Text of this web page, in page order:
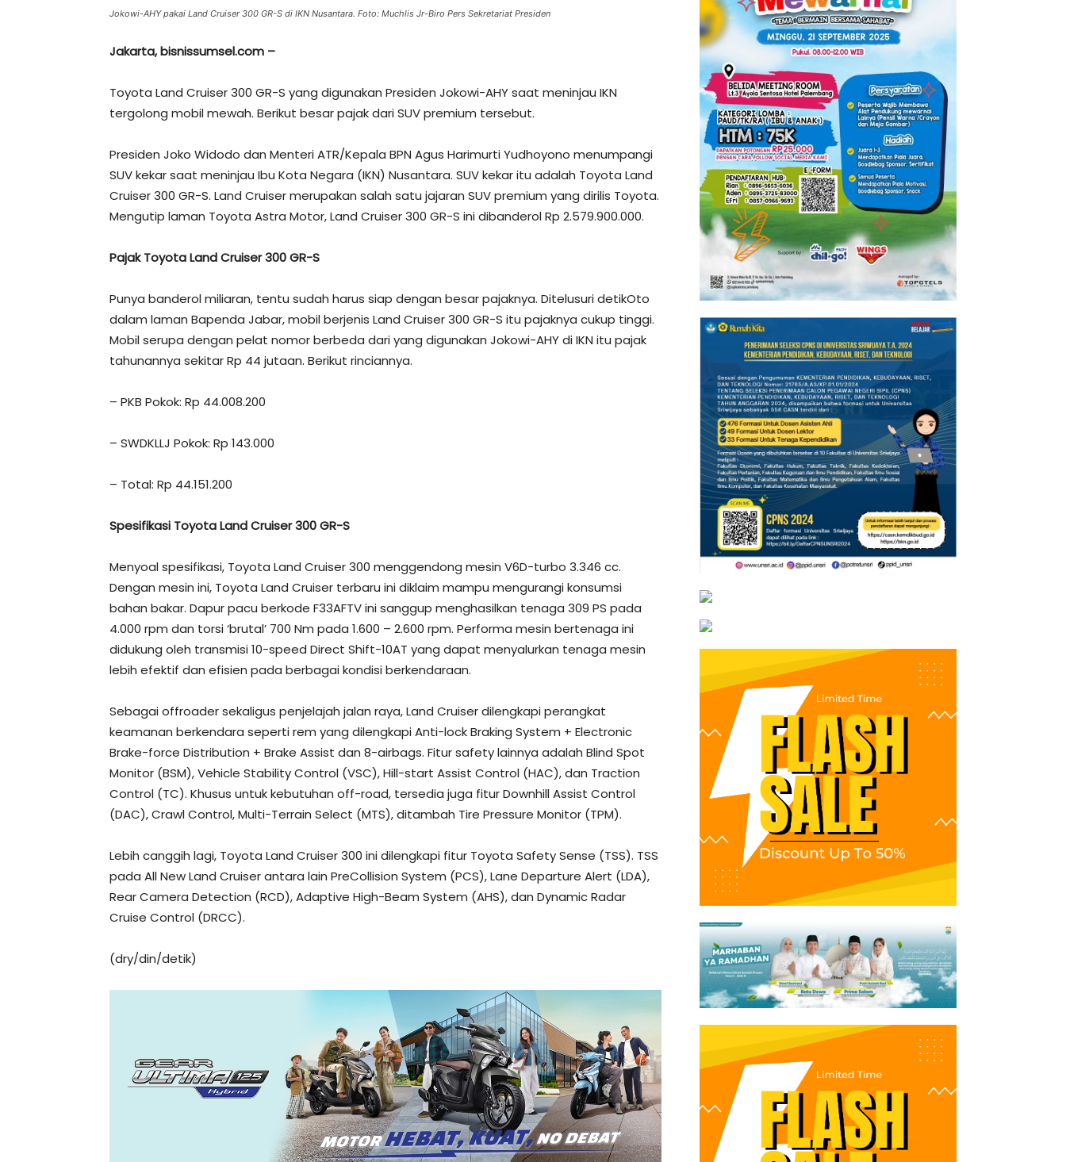
Jokowi-AHY pakai Land Cruiser 300 GR-S di IKN Nusantara. Foto: Muchlis Jr-Biro Pers Sekretariat Presiden
Jakarta, bisnissumsel.com –
Toyota Land Cruiser 300 GR-S yang digunakan Presiden Jokowi-AHY saat meninjau IKN
tergolong mobil mewah. Berikut besar pajak dari SUV premium tersebut.
Presiden Joko Widodo dan Menteri ATR/Kepala BPN Agus Harimurti Yudhoyono menumpangi
SUV kekar saat meninjau Ibu Kota Negara (IKN) Nusantara. SUV kekar itu adalah Toyota Land
Cruiser 300 GR-S. Land Cruiser merupakan salah satu jajaran SUV premium yang dirilis Toyota.
Mengutip laman Toyota Astra Motor, Land Cruiser 300 GR-S ini dibanderol Rp 2.579.900.000.
Pajak Toyota Land Cruiser 300 GR-S
Punya banderol miliaran, tentu sudah harus siap dengan besar pajaknya. Ditelusuri detikOto
dalam laman Bapenda Jabar, mobil berjenis Land Cruiser 300 GR-S itu pajaknya cukup tinggi.
Mobil serupa dengan pelat nomor berbeda dari yang digunakan Jokowi-AHY di IKN itu pajak
tahunannya sekitar Rp 44 jutaan. Berikut rinciannya.
– PKB Pokok: Rp 44.008.200
– SWDKLLJ Pokok: Rp 143.000
– Total: Rp 44.151.200
Spesifikasi Toyota Land Cruiser 300 GR-S
Menyoal spesifikasi, Toyota Land Cruiser 300 menggendong mesin V6D-turbo 3.346 cc.
Dengan mesin ini, Toyota Land Cruiser terbaru ini diklaim mampu mengurangi konsumsi
bahan bakar. Dapur pacu berkode F33AFTV ini sanggup menghasilkan tenaga 309 PS pada
4.000 rpm dan torsi ‘brutal’ 700 Nm pada 1.600 – 2.600 rpm. Performa mesin bertenaga ini
didukung oleh transmisi 10-speed Direct Shift-10AT yang dapat menyalurkan tenaga mesin
lebih efektif dan efisien pada berbagai kondisi berkendaraan.
Sebagai offroader sekaligus penjelajah jalan raya, Land Cruiser dilengkapi perangkat
keamanan berkendara seperti rem yang dilengkapi Anti-lock Braking System + Electronic
Brake-force Distribution + Brake Assist dan 8-airbags. Fitur safety lainnya adalah Blind Spot
Monitor (BSM), Vehicle Stability Control (VSC), Hill-start Assist Control (HAC), dan Traction
Control (TC). Khusus untuk kebutuhan off-road, tersedia juga fitur Downhill Assist Control
(DAC), Crawl Control, Multi-Terrain Select (MTS), ditambah Tire Pressure Monitor (TPM).
Lebih canggih lagi, Toyota Land Cruiser 300 ini dilengkapi fitur Toyota Safety Sense (TSS). TSS
pada All New Land Cruiser antara lain PreCollision System (PCS), Lane Departure Alert (LDA),
Rear Camera Detection (RCD), Adaptive High-Beam System (AHS), dan Dynamic Radar
Cruise Control (DRCC).
(dry/din/detik)